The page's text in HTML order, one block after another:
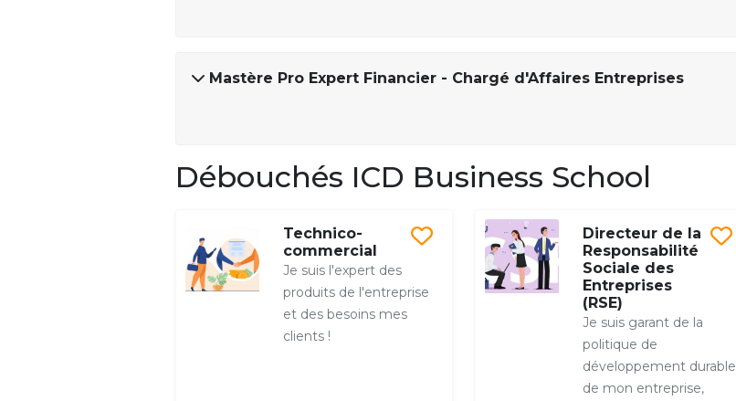
Mastère Pro Expert Financier - Chargé d'Affaires Entreprises
Débouchés ICD Business School
Technico-
commercial
Je suis l'expert des
produits de l'entreprise
et des besoins mes
clients !
Directeur de la
Responsabilité
Sociale des
Entreprises
(RSE)
Je suis garant de la
politique de
développement durable
de mon entreprise,